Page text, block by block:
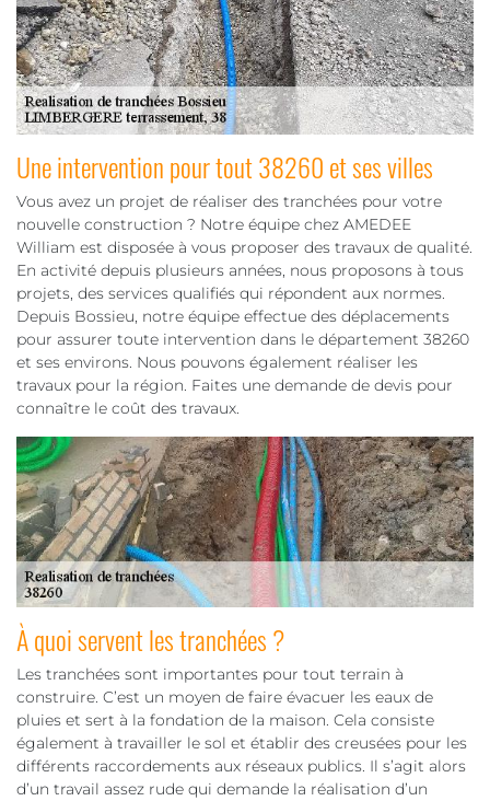
Une intervention pour tout 38260 et ses villes
Vous avez un projet de réaliser des tranchées pour votre
nouvelle construction ? Notre équipe chez AMEDEE
William est disposée à vous proposer des travaux de qualité.
En activité depuis plusieurs années, nous proposons à tous
projets, des services qualifiés qui répondent aux normes.
Depuis Bossieu, notre équipe effectue des déplacements
pour assurer toute intervention dans le département 38260
et ses environs. Nous pouvons également réaliser les
travaux pour la région. Faites une demande de devis pour
connaître le coût des travaux.
À quoi servent les tranchées ?
Les tranchées sont importantes pour tout terrain à
construire. C’est un moyen de faire évacuer les eaux de
pluies et sert à la fondation de la maison. Cela consiste
également à travailler le sol et établir des creusées pour les
différents raccordements aux réseaux publics. Il s’agit alors
d’un travail assez rude qui demande la réalisation d’un